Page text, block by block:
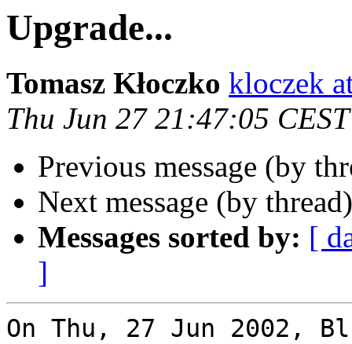
Upgrade...
Tomasz Kłoczko kloczek
Thu Jun 27 21:47:05
Previous message (by
Next message (by
Messages sorted by: [
]
On Thu, 27 Jun 2002,